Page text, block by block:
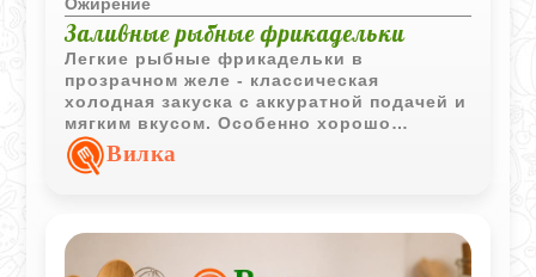
Заливные рыбные фрикадельки
Легкие рыбные фрикадельки в
прозрачном желе - классическая
холодная закуска с аккуратной подачей и
мягким вкусом. Особенно хорошо
подходит для праздничного стола и
летнего меню.
Вилка